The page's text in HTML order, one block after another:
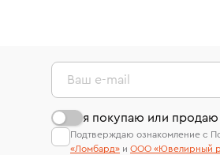
Ваш e-mail
я покупаю или
Подтверждаю ознакомление с
«Ломбард» и ООО «Ювелирный